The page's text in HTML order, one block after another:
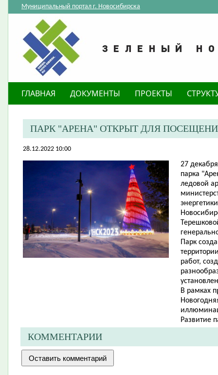
Муниципальный портал г. Новосибирска
ГЛАВНАЯ ДОКУМЕНТЫ ПРОЕКТЫ
ПАРК "АРЕНА" ОТКРЫТ ДЛЯ
28.12.2022 10:00
​27
парка
ледовой
Парк
работ,
В рамках
Развитие
КОММЕНТАРИИ